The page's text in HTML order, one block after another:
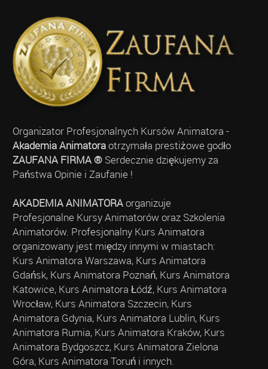
Organizator Profesjonalnych Kursów Animatora -
Akademia Animatoraotrzymała prestiżowe godło
ZAUFANA FIRMA ®Serdecznie dziękujemy za
Państwa Opinie i Zaufanie !
AKADEMIA ANIMATORAorganizuje
Profesjonalne Kursy Animatorów oraz Szkolenia
Animatorów. Profesjonalny Kurs Animatora
organizowany jest między innymi w miastach:
Kurs Animatora Warszawa, Kurs Animatora
Gdańsk, Kurs Animatora Poznań, Kurs Animatora
Katowice, Kurs Animatora Łódź, Kurs Animatora
Wrocław, Kurs Animatora Szczecin, Kurs
Animatora Gdynia, Kurs Animatora Lublin, Kurs
Animatora Rumia, Kurs Animatora Kraków, Kurs
Animatora Bydgoszcz, Kurs Animatora Zielona
Góra, Kurs Animatora Toruń i innych.